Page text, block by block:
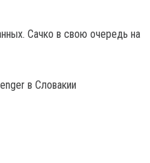
Сачко в свою очередь на
в Словакии